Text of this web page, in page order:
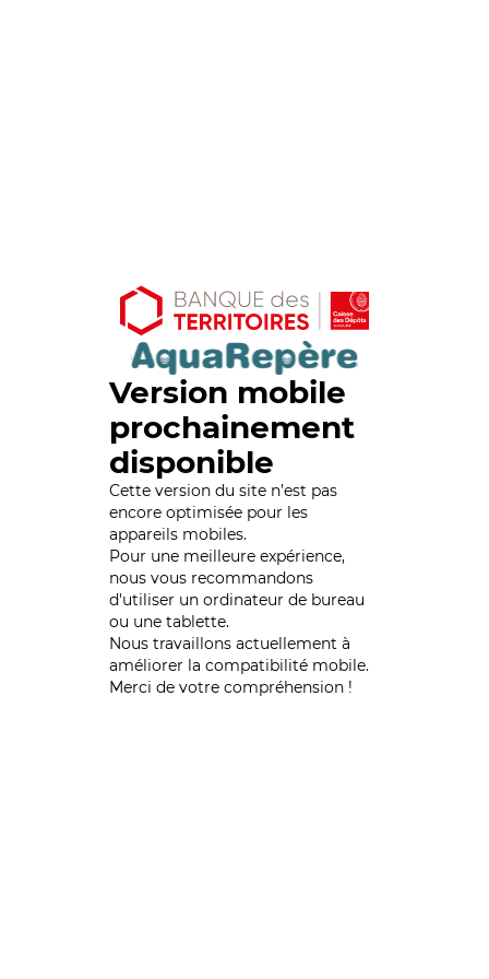
Version mobile
prochainement
disponible
Cette version du site n’est pas
encore optimisée pour les
appareils mobiles.
Pour une meilleure expérience,
nous vous recommandons
d'utiliser un ordinateur de bureau
ou une tablette.
Nous travaillons actuellement à
améliorer la compatibilité mobile.
Merci de votre compréhension !